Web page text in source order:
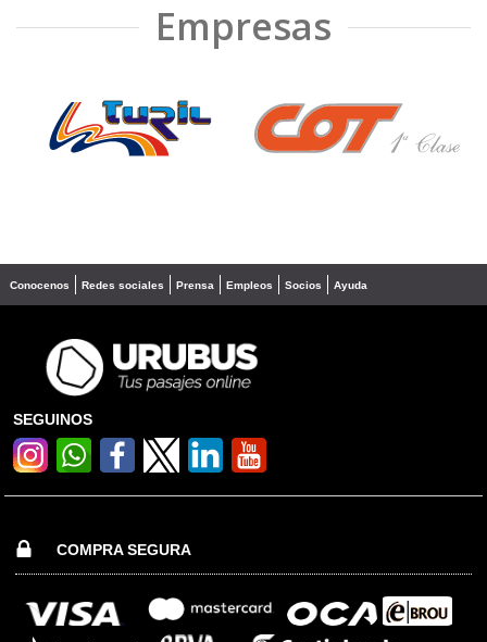
Empresas
❮ ❯
Conocenos Redes sociales Prensa Empleos Socios Ayuda
SEGUINOS
COMPRA SEGURA